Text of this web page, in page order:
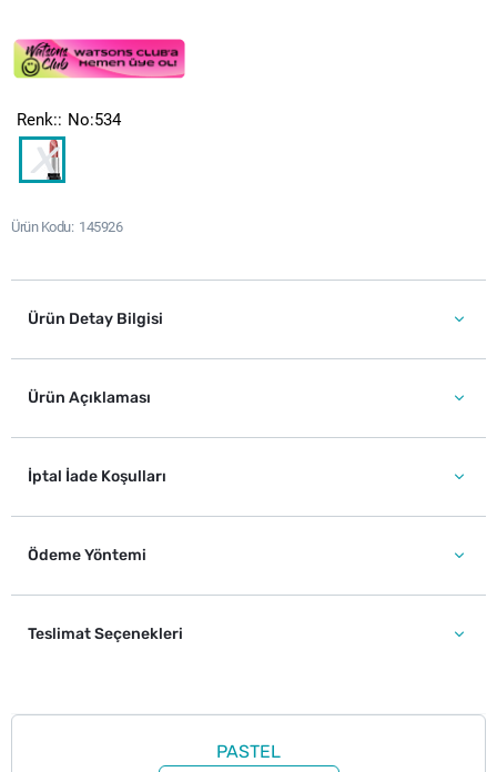
Ürün Kodu 145926
Renk: No:534
Ürün Detay Bilgisi
Ürün Açıklaması
İptal İade Koşulları
Ödeme Yöntemi
Teslimat Seçenekleri
PASTEL